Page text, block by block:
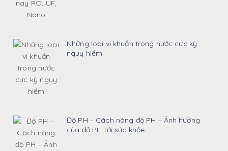
Những loài vi khuẩn trong nước cực kỳ
nguy hiểm
Độ PH – Cách nâng độ PH – Ảnh hưởng
của độ PH tới sức khỏe